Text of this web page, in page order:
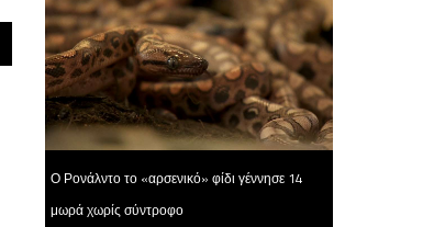
Ο Ρονάλντο το «αρσενικό» φίδι γέννησε 14
μωρά χωρίς σύντροφο